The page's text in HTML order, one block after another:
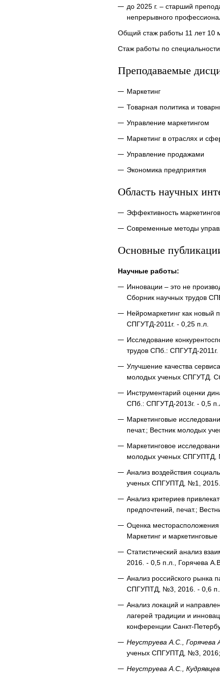
до 2025 г. – старший
непрерывного
Общий стаж работы 11 лет 10
Стаж работы по
Преподаваемые
Маркетинг
Товарная политика и
Управление маркетингом
Маркетинг в отраслях и
Управление продажами
Экономика предприятия
Область научных
Эффективность
Современные методы
Основные
Научные работы:
Инновации – это не
Сборник научных трудов
Нейромаркетинг как новый
СПГУТД-2011г. - 0,25 п.л.
Исследование
трудов СПб.: СПГУТД-
Улучшение качества
молодых ученых СПГУТД.
Инструментарий оценки
СПб.: СПГУТД-2013г. - 0,5
Маркетинговые
печат.; Вестник молодых
Маркетинговое
молодых ученых СПГУПТД,
Анализ воздействия
ученых СПГУПТД, №1,
Анализ критериев
предпочтений, печат.;
Оценка
Маркетинг и
Статистический анализ
2016. - 0,5 п.л., Горячева
Анализ российского рынка
СПГУПТД, №3, 2016. - 0,6
Анализ локаций и
лагерей традиции и
конференции Санкт-
Неуструева А.С., Горячева
ученых СПГУПТД, №3,
Неуструева А.С.,